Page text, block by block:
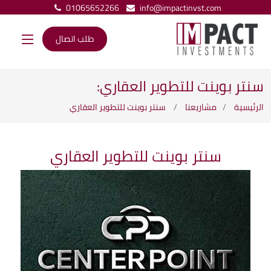
01065652266
info@impactinvst.com
طلب اتصال
سنتر بوينت للتطوير العقاري:
الرئيسية مشاريعنا سنتر بوينت للتطوير العقاري
سنتر بوينت للتطوير العقاري